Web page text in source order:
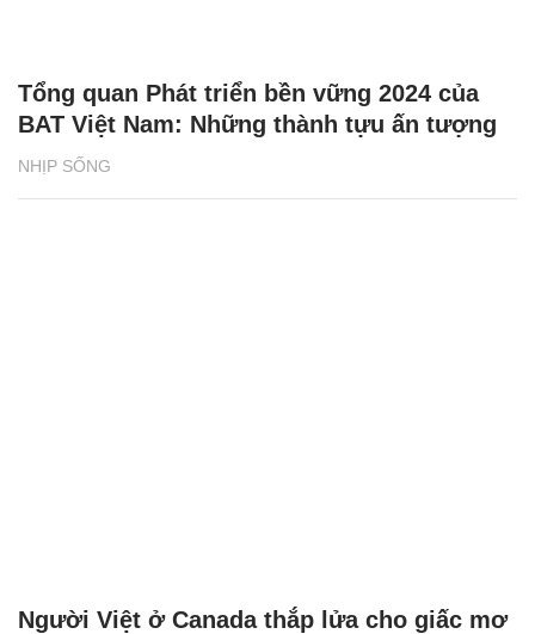
NHỊP SỐNG
Tổng quan Phát triển bền vững 2024 của
BAT Việt Nam: Những thành tựu ấn tượng
Người Việt ở Canada thắp lửa cho giấc mơ